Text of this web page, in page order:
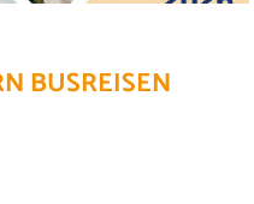
BUSREISEN